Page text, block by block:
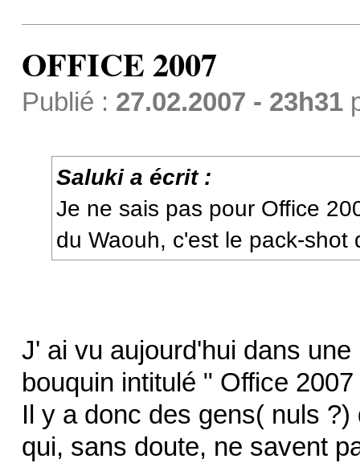
OFFICE 2007
Publié : 27.02.2007 - 23h31
Saluki a écrit :
Je ne sais pas pour Office
du Waouh, c'est le pack-shot
J' ai vu aujourd'hui dans
bouquin intitulé " Office
Il y a donc des gens( nuls
qui, sans doute, ne savent